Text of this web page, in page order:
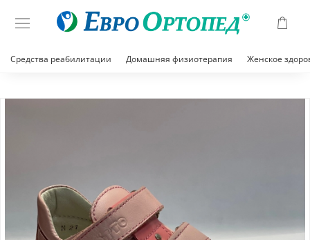
Средства реабилитации Домашняя физиотерапия Женское